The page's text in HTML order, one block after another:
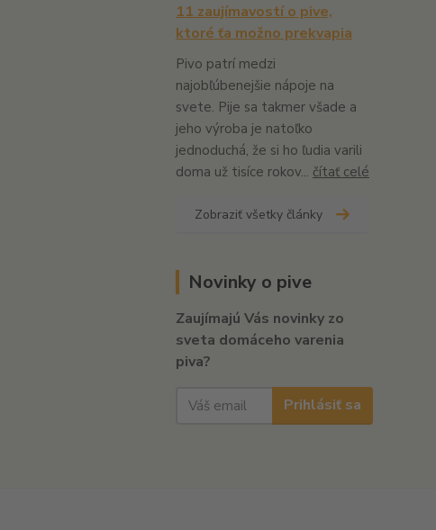
11 zaujímavostí o pive,
ktoré ťa možno prekvapia
Pivo patrí medzi
najobľúbenejšie nápoje na
svete. Pije sa takmer všade a
jeho výroba je natoľko
jednoduchá, že si ho ľudia varili
doma už tisíce rokov... čítať celé
Zobraziť všetky články
Novinky o pive
Zaujímajú Vás novinky zo
sveta domáceho varenia
piva?
Prihlásiť sa